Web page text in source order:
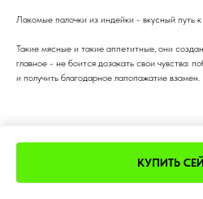
КУПИТЬ
Лакомые палочки из индейки - вкусный путь
Такие мясные и такие аппетитные, они
главное - не боится дозакать свои чувства:
и получить благодарное лапопажатие взамен.